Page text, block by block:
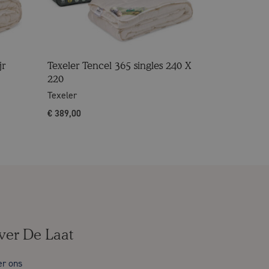
Texeler Tencel 365 singles 240 X
220
Texeler
€ 389,00
De Laat
ons